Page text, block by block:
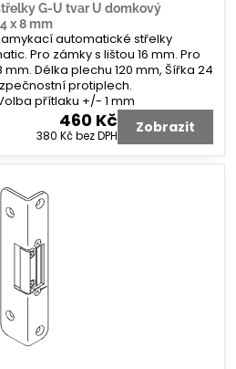
G-U tvar U domkový
x 8 mm
automatické střelky
Pro zámky s lištou 16 mm. Pro
Délka plechu 120 mm, Šířka 24
protiplech.
přítlaku +/- 1 mm
460 Kč
380 Kčbez DPH Zobrazit